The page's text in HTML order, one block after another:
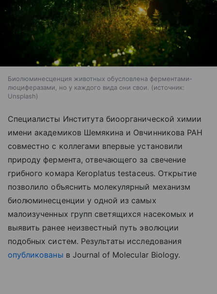
Биолюминесценция животных обусловлена ферментами-
люциферазами, но у каждого вида они свои.
источник:
Unsplash
Специалисты Института биоорганической химии
имени академиков Шемякина и Овчинникова РАН
совместно с коллегами впервые установили
природу фермента, отвечающего за свечение
грибного комара Keroplatus testaceus. Открытие
позволило объяснить молекулярный механизм
биолюминесценции у одной из самых
малоизученных групп светящихся насекомых и
выявить ранее неизвестный путь эволюции
подобных систем. Результаты исследования
опубликованы в Journal of Molecular Biology.